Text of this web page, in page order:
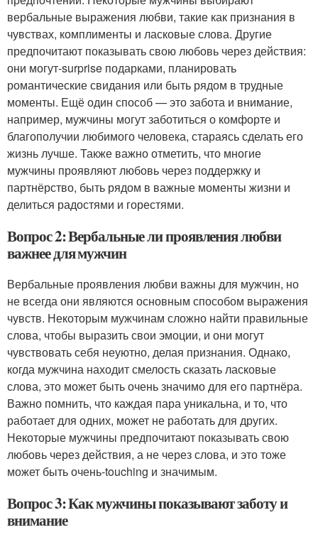
вербальные выражения любви, такие как признания в
чувствах, комплименты и ласковые слова. Другие
предпочитают показывать свою любовь через действия:
они могут-surprise подарками, планировать
романтические свидания или быть рядом в трудные
моменты. Ещё один способ — это забота и внимание,
например, мужчины могут заботиться о комфорте и
благополучии любимого человека, стараясь сделать его
жизнь лучше. Также важно отметить, что многие
мужчины проявляют любовь через поддержку и
партнёрство, быть рядом в важные моменты жизни и
делиться радостями и горестями.
Вопрос 2: Вербальные ли проявления любви
важнее для мужчин
Вербальные проявления любви важны для мужчин, но
не всегда они являются основным способом выражения
чувств. Некоторым мужчинам сложно найти правильные
слова, чтобы выразить свои эмоции, и они могут
чувствовать себя неуютно, делая признания. Однако,
когда мужчина находит смелость сказать ласковые
слова, это может быть очень значимо для его партнёра.
Важно помнить, что каждая пара уникальна, и то, что
работает для одних, может не работать для других.
Некоторые мужчины предпочитают показывать свою
любовь через действия, а не через слова, и это тоже
может быть очень-touching и значимым.
Вопрос 3: Как мужчины показывают заботу и
внимание